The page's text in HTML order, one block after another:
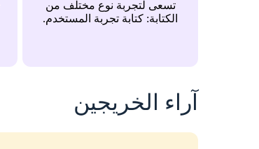
تسعى لتجربة نوع مختلف من
الكتابة: كتابة تجربة المستخدم.
آراء الخريجين